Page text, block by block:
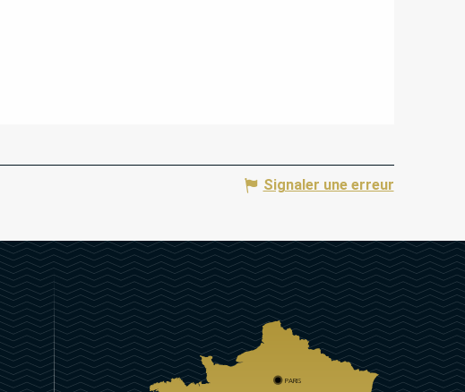
Signaler une erreur
PARIS